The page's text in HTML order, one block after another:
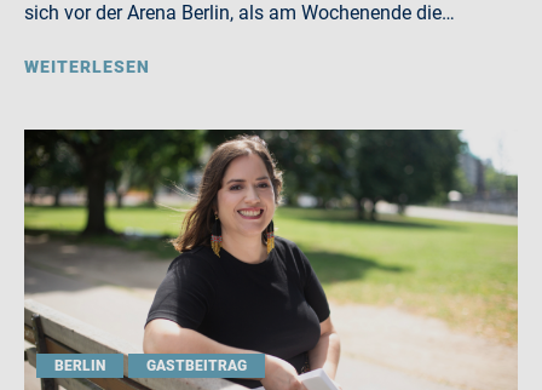
sich vor der Arena Berlin, als am Wochenende die…
WEITERLESEN
BERLIN GASTBEITRAG